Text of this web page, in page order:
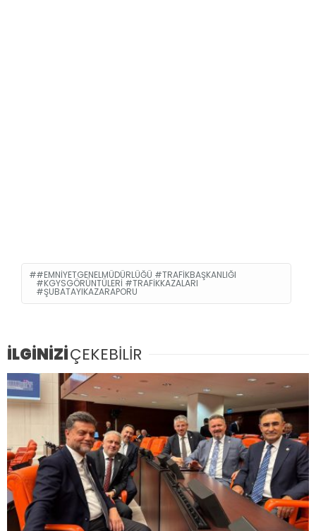
#EMNIYETGENELMÜDÜRLÜĞÜ #TRAFIKBAŞKANLIĞI
#KGYSGÖRÜNTÜLERI #TRAFIKKAZALARI
#ŞUBATAYIKAZARAPORU
İLGİNİZİÇEKEBİLİR